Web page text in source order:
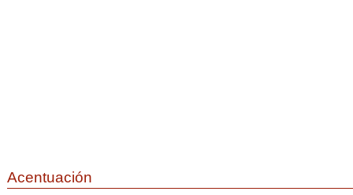
Acentuación